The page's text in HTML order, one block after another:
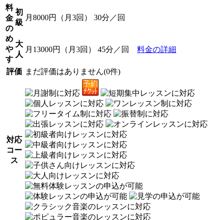
料
金
の
め
や
す
初
級
月8000円（月3回） 30分／回
大
人
月13000円（月3回） 45分／回 料金の詳細
評価 まだ評価はありません(0件)
対応
コー
ス